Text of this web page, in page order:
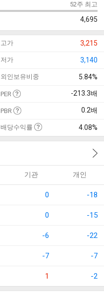
52주 최고
4,695
고가 3,215
저가 3,140
외인보유비중 5.84%
PER -213.3배
PBR 0.2배
배당수익률 4.08%
기관 개인
0 -18
0 -15
-6 -22
-7 -7
1 -2